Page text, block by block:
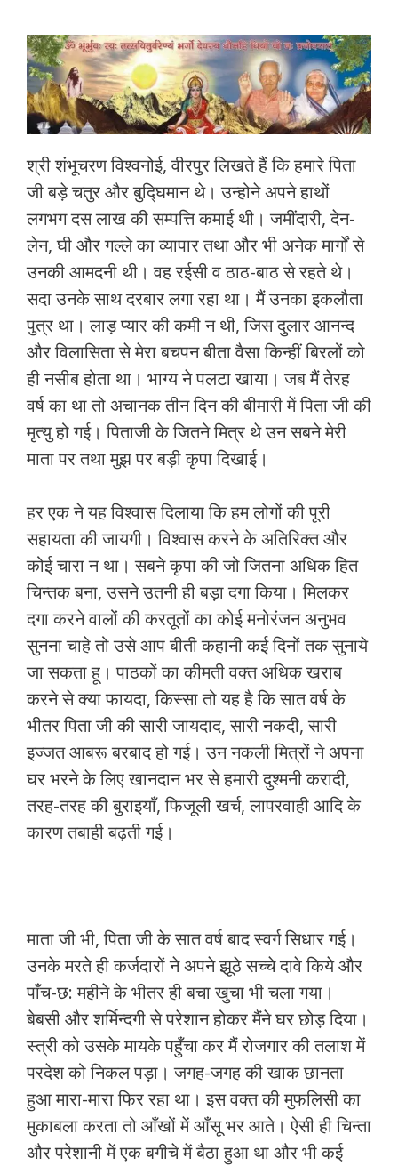
श्री शंभूचरण विश्वनोई, वीरपुर लिखते हैं कि हमारे पिता
जी बड़े चतुर और बुद्घिमान थे। उन्होने अपने हाथों
लगभग दस लाख की सम्पत्ति कमाई थी। जमींदारी, देन-
लेन, घी और गल्ले का व्यापार तथा और भी अनेक मार्गों से
उनकी आमदनी थी। वह रईसी व ठाठ-बाठ से रहते थे।
सदा उनके साथ दरबार लगा रहा था। मैं उनका इकलौता
पुत्र था। लाड़ प्यार की कमी न थी, जिस दुलार आनन्द
और विलासिता से मेरा बचपन बीता वैसा किन्हीं बिरलों को
ही नसीब होता था। भाग्य ने पलटा खाया। जब मैं तेरह
वर्ष का था तो अचानक तीन दिन की बीमारी में पिता जी की
मृत्यु हो गई। पिताजी के जितने मित्र थे उन सबने मेरी
माता पर तथा मुझ पर बड़ी कृपा दिखाई।
हर एक ने यह विश्वास दिलाया कि हम लोगों की पूरी
सहायता की जायगी। विश्वास करने के अतिरिक्त और
कोई चारा न था। सबने कृपा की जो जितना अधिक हित
चिन्तक बना, उसने उतनी ही बड़ा दगा किया। मिलकर
दगा करने वालों की करतूतों का कोई मनोरंजन अनुभव
सुनना चाहे तो उसे आप बीती कहानी कई दिनों तक सुनाये
जा सकता हू। पाठकों का कीमती वक्त अधिक खराब
करने से क्या फायदा, किस्सा तो यह है कि सात वर्ष के
भीतर पिता जी की सारी जायदाद, सारी नकदी, सारी
इज्जत आबरू बरबाद हो गई। उन नकली मित्रों ने अपना
घर भरने के लिए खानदान भर से हमारी दुश्मनी करादी,
तरह-तरह की बुराइयाँ, फिजूली खर्च, लापरवाही आदि के
कारण तबाही बढ़ती गई।
माता जी भी, पिता जी के सात वर्ष बाद स्वर्ग सिधार गई।
उनके मरते ही कर्जदारों ने अपने झूठे सच्चे दावे किये और
पाँच-छ: महीने के भीतर ही बचा खुचा भी चला गया।
बेबसी और शर्मिन्दगी से परेशान होकर मैंने घर छोड़ दिया।
स्त्री को उसके मायके पहुँचा कर मैं रोजगार की तलाश में
परदेश को निकल पड़ा। जगह-जगह की खाक छानता
हुआ मारा-मारा फिर रहा था। इस वक्त की मुफलिसी का
मुकाबला करता तो आँखों में आँसू भर आते। ऐसी ही चिन्ता
और परेशानी में एक बगीचे में बैठा हुआ था और भी कई